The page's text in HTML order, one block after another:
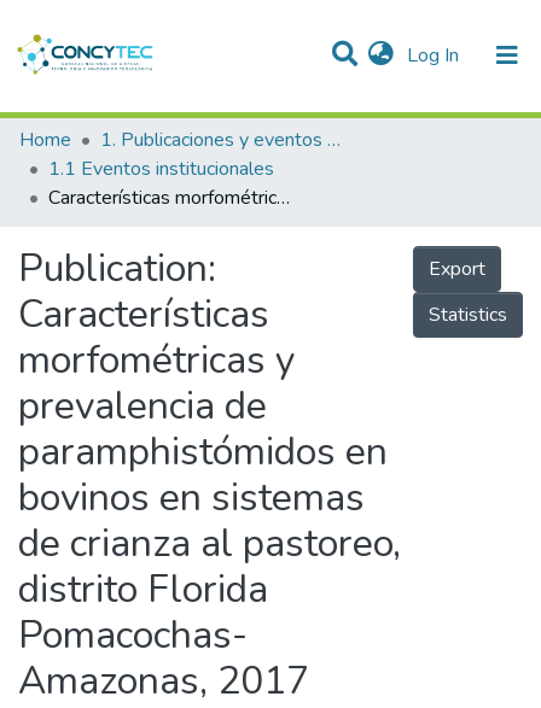
Log In (current)
Communities & Collections
Research Outputs
People
Statistics
Home
1. Publicaciones y eventos institucionales
1.1 Eventos institucionales
Características morfométricas y prevalencia de paramphistómidos en bovinos en sistemas de crianza al pastoreo, distrito Florida Pomacochas-Amazonas, 2017
Publication:
Características
morfométricas y
prevalencia de
paramphistómidos en
bovinos en sistemas
de crianza al pastoreo,
distrito Florida
Pomacochas-
Amazonas, 2017
Export
Statistics